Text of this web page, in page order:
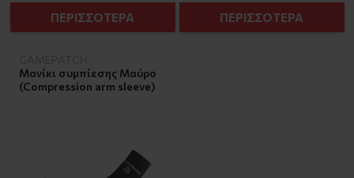
ΠΕΡΙΣΣΟΤΕΡΑ ΠΕΡΙΣΣΟΤΕΡΑ
Μανίκι συμπίεσης Μαύρο
(Compression arm sleeve)